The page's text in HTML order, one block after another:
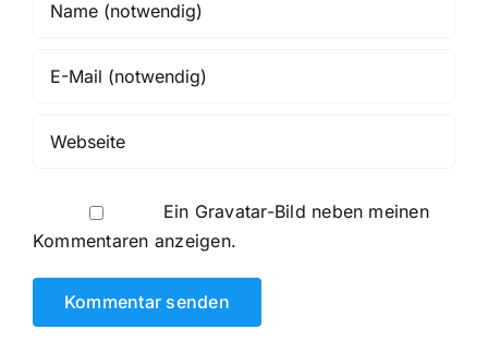
Ein Gravatar-Bild neben meinen
Kommentaren anzeigen.